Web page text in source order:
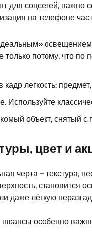
для соцсетей, важно
на телефоне
потому, что
легкость:
Используйте
объект, снятый
цвет и
черта – текстура,
становится
даже лёгкую
нюансы особенно